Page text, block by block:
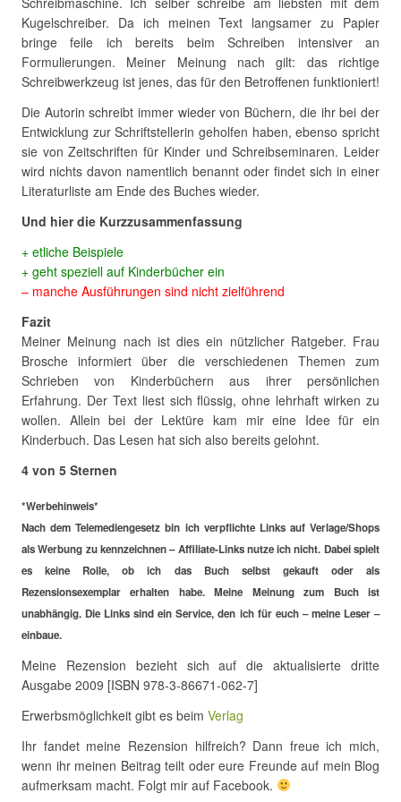
Kugelschreiber. Da ich meinen Text langsamer zu Papier
bringe feile ich bereits beim Schreiben intensiver an
Formulierungen. Meiner Meinung nach gilt: das richtige
Schreibwerkzeug ist jenes, das für den Betroffenen funktioniert!
Die Autorin schreibt immer wieder von Büchern, die ihr bei der
Entwicklung zur Schriftstellerin geholfen haben, ebenso spricht
sie von Zeitschriften für Kinder und Schreibseminaren. Leider
wird nichts davon namentlich benannt oder findet sich in einer
Literaturliste am Ende des Buches wieder.
Und hier die Kurzzusammenfassung
+ etliche Beispiele
+ geht speziell auf Kinderbücher ein
– manche Ausführungen sind nicht zielführend
Fazit
Meiner Meinung nach ist dies ein nützlicher Ratgeber. Frau
Brosche informiert über die verschiedenen Themen zum
Schrieben von Kinderbüchern aus ihrer persönlichen
Erfahrung. Der Text liest sich flüssig, ohne lehrhaft wirken zu
wollen. Allein bei der Lektüre kam mir eine Idee für ein
Kinderbuch. Das Lesen hat sich also bereits gelohnt.
4 von 5 Sternen
*Werbehinweis*
Nach dem Telemediengesetz bin ich verpflichte Links auf Verlage/Shops
als Werbung zu kennzeichnen – Affiliate-Links nutze ich nicht. Dabei spielt
es keine Rolle, ob ich das Buch selbst gekauft oder als
Rezensionsexemplar erhalten habe. Meine Meinung zum Buch ist
unabhängig. Die Links sind ein Service, den ich für euch – meine Leser –
einbaue.
Meine Rezension bezieht sich auf die aktualisierte dritte
Ausgabe 2009 [ISBN 978-3-86671-062-7]
Erwerbsmöglichkeit gibt es beim Verlag
Ihr fandet meine Rezension hilfreich? Dann freue ich mich,
wenn ihr meinen Beitrag teilt oder eure Freunde auf mein Blog
aufmerksam macht. Folgt mir auf Facebook.